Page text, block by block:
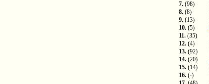
7. (98)
8. (8)
9. (13)
10. (5)
11. (35)
12. (4)
13. (92)
14. (20)
15. (14)
16. (-)